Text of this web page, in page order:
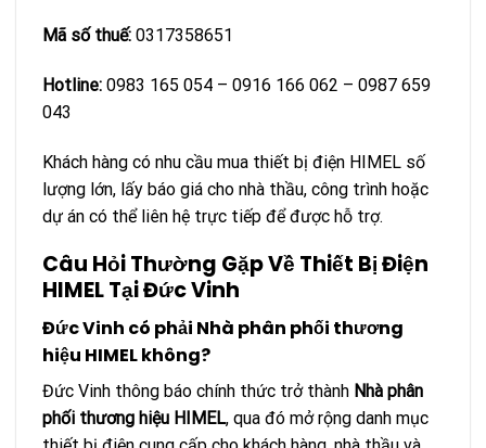
Mã số thuế: 0317358651
Hotline: 0983 165 054 – 0916 166 062 – 0987 659
043
Khách hàng có nhu cầu mua thiết bị điện HIMEL số
lượng lớn, lấy báo giá cho nhà thầu, công trình hoặc
dự án có thể liên hệ trực tiếp để được hỗ trợ.
Câu Hỏi Thường Gặp Về Thiết Bị Điện
HIMEL Tại Đức Vinh
Đức Vinh có phải Nhà phân phối thương
hiệu HIMEL không?
Đức Vinh thông báo chính thức trở thành Nhà phân
phối thương hiệu HIMEL, qua đó mở rộng danh mục